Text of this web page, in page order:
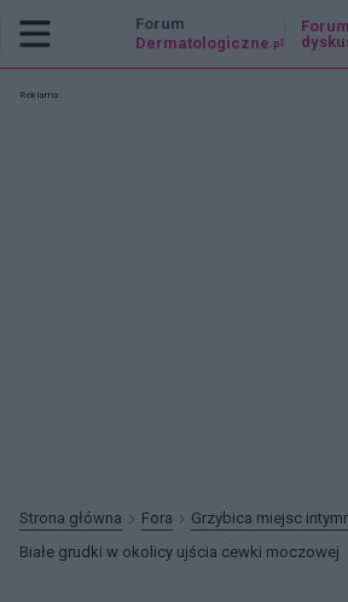
Forum
Dermatologiczne .pl
Forum
Reklama:
Strona główna Fora
Grzybica miejsc
Białe grudki w okolicy ujścia cewki moczowej